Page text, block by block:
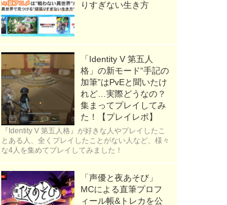
りすぎない生き方
「Identity V 第五人
格」の新モード“手記の
加筆”はPvEと聞いたけ
れど…実際どうなの？
集まってプレイしてみ
た！【プレイレポ】
『Identity V 第五人格』が好きな人やプレイしたこ
とある人、全くプレイしたことがない人など、様々
な4人を集めてプレイしてみました！
「声優と夜あそび」
MCによる直筆プロフ
ィール帳&トレカを公